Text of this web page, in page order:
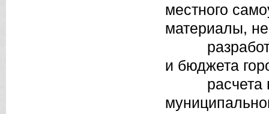
местного
материалы,
разработки
и бюджета
расчета